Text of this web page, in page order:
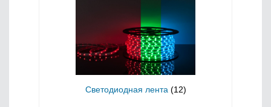
Светодиодная лента (12)